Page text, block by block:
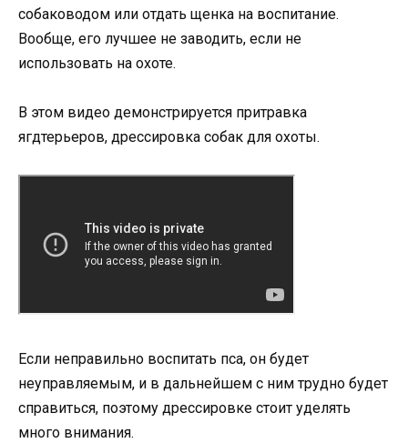
собаководом или отдать щенка на воспитание.
Вообще, его лучшее не заводить, если не
использовать на охоте.
В этом видео демонстрируется притравка
ягдтерьеров, дрессировка собак для охоты.
Если неправильно воспитать пса, он будет
неуправляемым, и в дальнейшем с ним трудно будет
справиться, поэтому дрессировке стоит уделять
много внимания.